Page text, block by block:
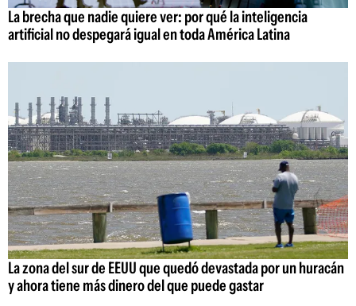
La brecha que nadie quiere ver: por qué la inteligencia
artificial no despegará igual en toda América Latina
La zona del sur de EEUU que quedó devastada por un huracán
y ahora tiene más dinero del que puede gastar